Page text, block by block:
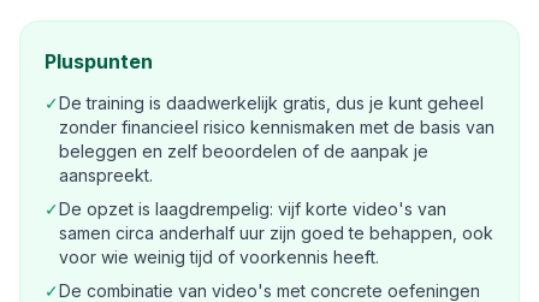
Pluspunten
✓De training is daadwerkelijk gratis, dus je kunt geheel
zonder financieel risico kennismaken met de basis van
beleggen en zelf beoordelen of de aanpak je
aanspreekt.
✓De opzet is laagdrempelig: vijf korte video's van
samen circa anderhalf uur zijn goed te behappen, ook
voor wie weinig tijd of voorkennis heeft.
✓De combinatie van video's met concrete oefeningen